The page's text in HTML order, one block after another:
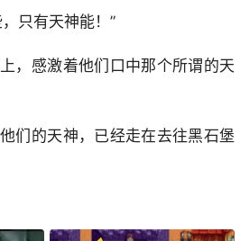
只有天神能！”
，感激着他们口中那个所谓的天
们的天神，已经走在去往黑石堡